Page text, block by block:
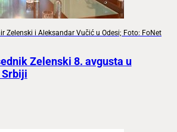
Zelenski i Aleksandar Vučić u Odesi; Foto: FoNet
Zelenski 8. avgusta u